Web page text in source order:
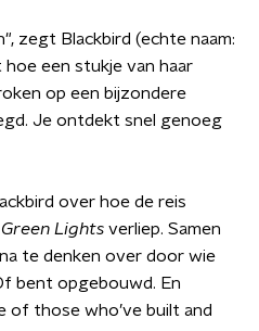
zegt Blackbird (echte naam:
hoe een stukje van haar
op een bijzondere
Je ontdekt snel genoeg
over hoe de reis
Green Lights verliep. Samen
te denken over door wie
bent opgebouwd. En
of those who’ve built and